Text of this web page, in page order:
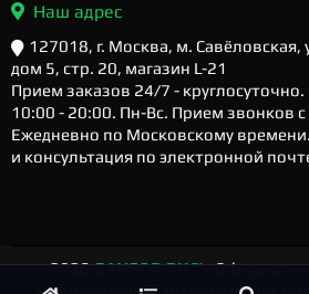
Наш адрес
127018, г. Москва, м. Савёловская,
дом 5, стр. 20, магазин L-21
Прием заказов 24/7 -
10:00 - 20:00. Пн-Вс. Прием звонков
Ежедневно по Московскому
и консультация по электронной
2026GANSOR.RU ™-
компьютерной техники и